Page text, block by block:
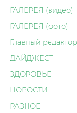
ГАЛЕРЕЯ (видео)
ГАЛЕРЕЯ (фото)
Главный редактор
ДАЙДЖЕСТ
ЗДОРОВЬЕ
НОВОСТИ
РАЗНОЕ